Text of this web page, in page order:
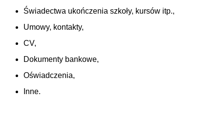
Świadectwa ukończenia szkoły, kursów itp.,
Umowy, kontakty,
CV,
Dokumenty bankowe,
Oświadczenia,
Inne.